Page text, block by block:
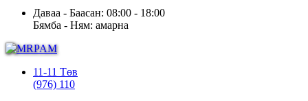
Даваа - Баасан: 08:00 - 18:00
Бямба - Ням: амарна
11-11 Төв
(976) 110